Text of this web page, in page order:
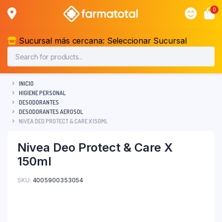
0
Sucursal más cercana: Seleccionar Sucursal
INICIO
HIGIENE PERSONAL
DESODORANTES
DESODORANTES AEROSOL
NIVEA DEO PROTECT & CARE X 150ML
Nivea Deo Protect & Care X
150ml
SKU: 4005900353054